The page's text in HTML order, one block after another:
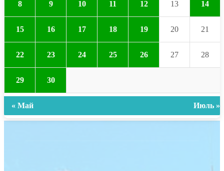
8 9 10 11 12 13 14
15 16 17 18 19 20 21
22 23 24 25 26 27 28
29 30
« Май Июль »